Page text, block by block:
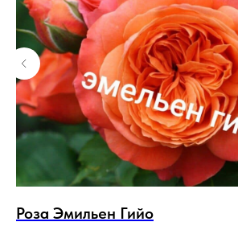
Роза Эмильен Гийо